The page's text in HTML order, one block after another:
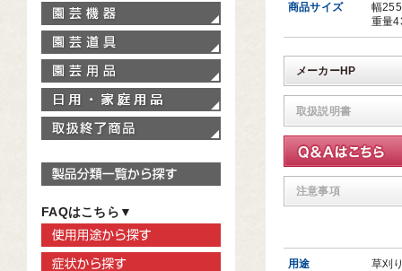
商品サイズ
幅
重量
メーカーHP
取扱説明書
注意事項
用途 草刈
取扱終了商品
製品分類一覧から探す
FAQはこちら▼